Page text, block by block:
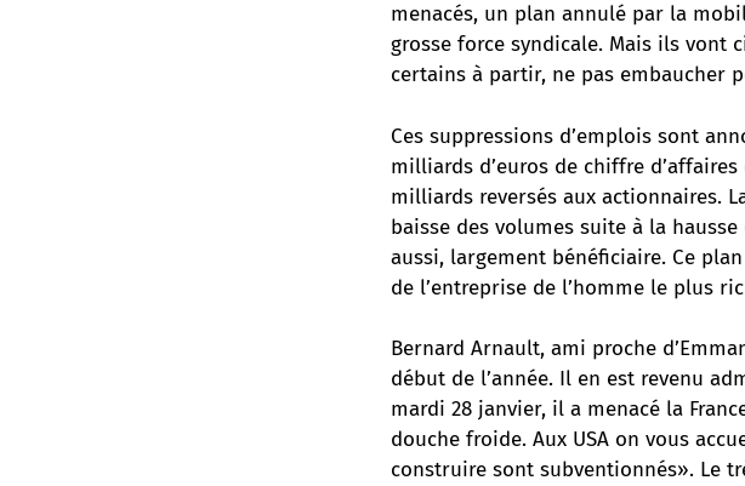
menacés, un plan annulé par la
grosse force syndicale. Mais ils vont
certains à partir, ne pas embaucher
Ces suppressions d’emplois sont
milliards d’euros de chiffre
milliards reversés aux actionnaires.
baisse des volumes suite à la
aussi, largement bénéficiaire. Ce
de l’entreprise de l’homme le plus
Bernard Arnault, ami proche
début de l’année. Il en est revenu
mardi 28 janvier, il a menacé la
douche froide. Aux USA on vous
construire sont subventionnés». Le